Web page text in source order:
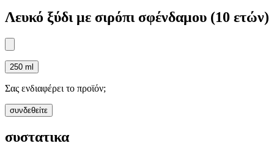
Λευκό ξύδι με σιρόπι σφένδαμου (10 ετών)
250 ml
Σας ενδιαφέρει το προϊόν;
συνδεθείτε
συστατικα